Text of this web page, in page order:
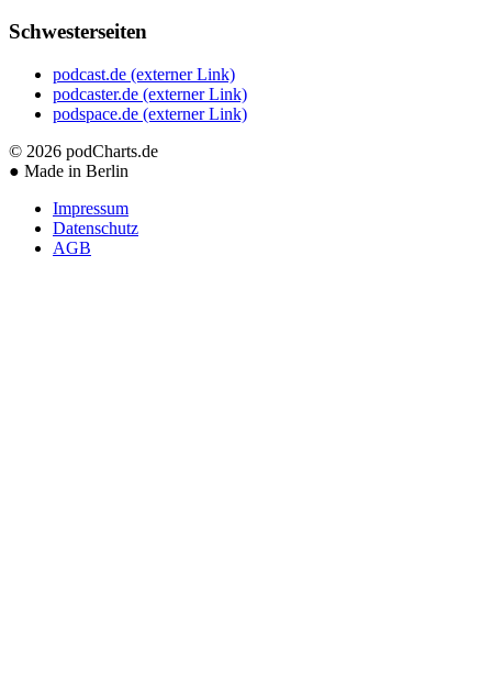
Schwesterseiten
podcast.de (externer Link)
podcaster.de (externer Link)
podspace.de (externer Link)
© 2026 podCharts.de
● Made in Berlin
Impressum
Datenschutz
AGB